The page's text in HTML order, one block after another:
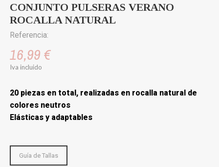
CONJUNTO PULSERAS VERANO
ROCALLA NATURAL
Referencia:
16,99 €
Iva incluido
20 piezas en total, realizadas en rocalla natural de
colores neutros
Elásticas y adaptables
Guía de Tallas